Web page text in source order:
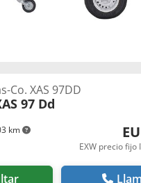
km
Co. XAS 97DD
97 Dd
EXW precio fijo